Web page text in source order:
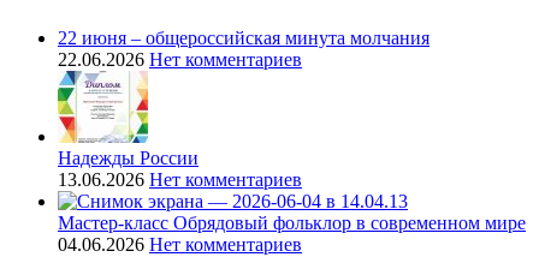
22 июня – общероссийская минута молчания
22.06.2026 Нет комментариев
Надежды России
13.06.2026 Нет комментариев
Мастер-класс Обрядовый фольклор в современном мире
04.06.2026 Нет комментариев